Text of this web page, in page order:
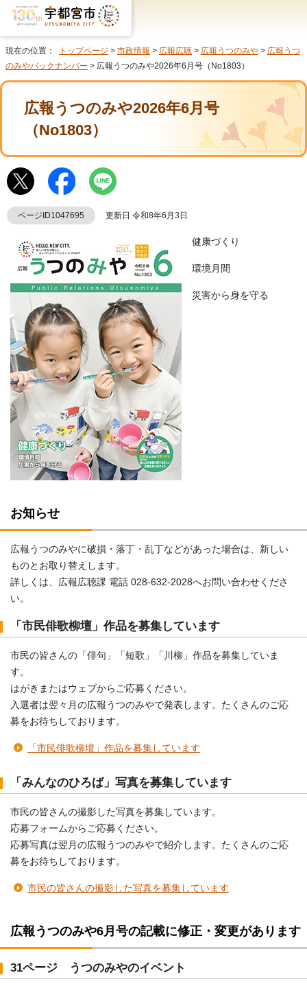
現在の位置： トップページ > 市政情報 > 広報広聴 > 広報うつのみや > 広報うつ
のみやバックナンバー > 広報うつのみや2026年6月号（No1803）
広報うつのみや2026年6月号
（No1803）
ページID1047695 更新日 令和8年6月3日
健康づくり
環境月間
災害から身を守る
お知らせ
広報うつのみやに破損・落丁・乱丁などがあった場合は、新しい
ものとお取り替えします。
詳しくは、広報広聴課 電話 028-632-2028へお問い合わせくださ
い。
「市民俳歌柳壇」作品を募集しています
市民の皆さんの「俳句」「短歌」「川柳」作品を募集していま
す。
はがきまたはウェブからご応募ください。
入選者は翌々月の広報うつのみやで発表します。たくさんのご応
募をお待ちしております。
「市民俳歌柳壇」作品を募集しています
「みんなのひろば」写真を募集しています
市民の皆さんの撮影した写真を募集しています。
応募フォームからご応募ください。
応募写真は翌月の広報うつのみやで紹介します。たくさんのご応
募をお待ちしております。
市民の皆さんの撮影した写真を募集しています
広報うつのみや6月号の記載に修正・変更があります
31ページ うつのみやのイベント